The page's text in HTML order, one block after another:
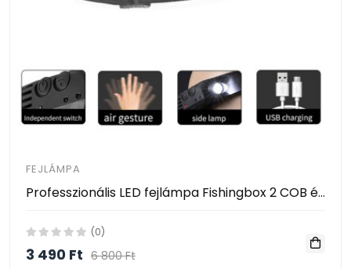
FEJLÁMPA
Professzionális LED fejlámpa Fishingbox 2 COB és XPE LED szalaggal, 1200mAh akkumulátorral, vízálló, ideális kempingezéshez, horgászathoz és vadászathoz, C típus, 800 lumen, frontális
(0)
3 490 Ft 6 800 Ft